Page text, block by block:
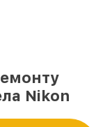
Nikon